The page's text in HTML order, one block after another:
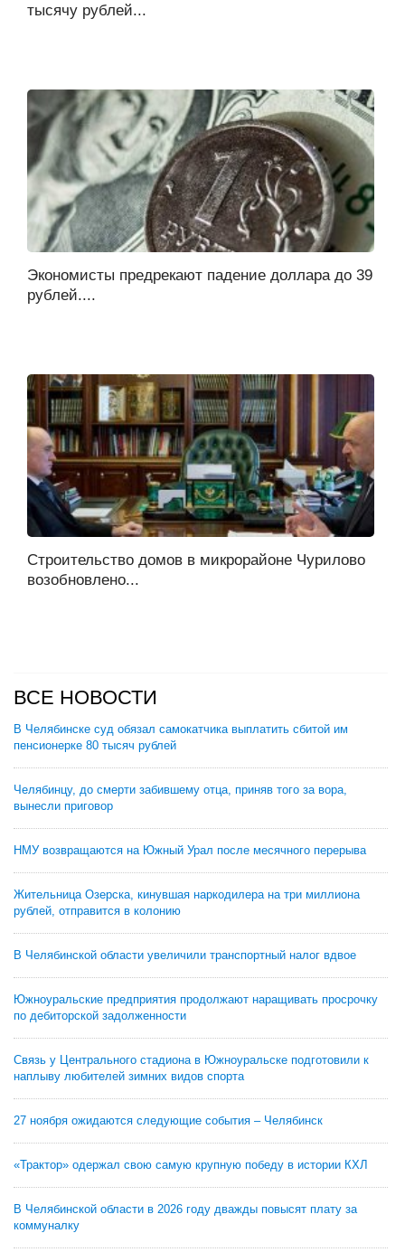
тысячу рублей...
Экономисты предрекают падение доллара до 39
рублей....
Строительство домов в микрорайоне Чурилово
возобновлено...
ВСЕ НОВОСТИ
В Челябинске суд обязал самокатчика выплатить сбитой им
пенсионерке 80 тысяч рублей
Челябинцу, до смерти забившему отца, приняв того за вора,
вынесли приговор
НМУ возвращаются на Южный Урал после месячного перерыва
Жительница Озерска, кинувшая наркодилера на три миллиона
рублей, отправится в колонию
В Челябинской области увеличили транспортный налог вдвое
Южноуральские предприятия продолжают наращивать просрочку
по дебиторской задолженности
Связь у Центрального стадиона в Южноуральске подготовили к
наплыву любителей зимних видов спорта
27 ноября ожидаются следующие события – Челябинск
«Трактор» одержал свою самую крупную победу в истории КХЛ
В Челябинской области в 2026 году дважды повысят плату за
коммуналку